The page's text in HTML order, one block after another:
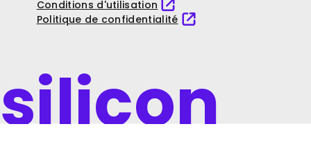
Conditions d'utilisation
Politique de confidentialité
silicon